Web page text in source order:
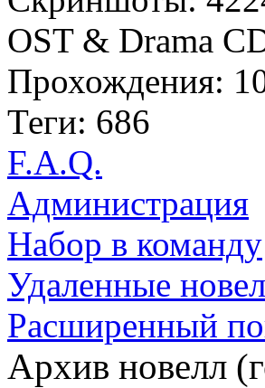
OST & Drama
Прохождения:
Теги: 686
F.A.Q.
Администрация
Набор в команду
Удаленные
Расширенный
Архив новелл